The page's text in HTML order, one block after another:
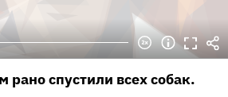
рано спустили всех собак.